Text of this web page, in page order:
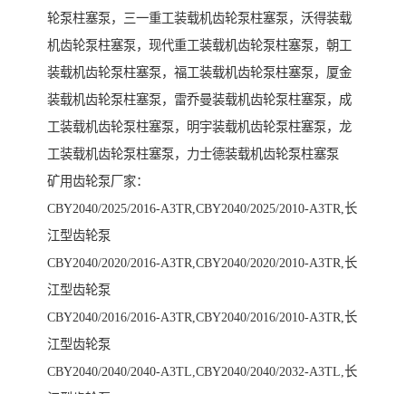
轮泵柱塞泵，三一重工装载机齿轮泵柱塞泵，沃得装载
机齿轮泵柱塞泵，现代重工装载机齿轮泵柱塞泵，朝工
装载机齿轮泵柱塞泵，福工装载机齿轮泵柱塞泵，厦金
装载机齿轮泵柱塞泵，雷乔曼装载机齿轮泵柱塞泵，成
工装载机齿轮泵柱塞泵，明宇装载机齿轮泵柱塞泵，龙
工装载机齿轮泵柱塞泵，力士德装载机齿轮泵柱塞泵
矿用齿轮泵厂家：
CBY2040/2025/2016-A3TR,CBY2040/2025/2010-A3TR,长
江型齿轮泵
CBY2040/2020/2016-A3TR,CBY2040/2020/2010-A3TR,长
江型齿轮泵
CBY2040/2016/2016-A3TR,CBY2040/2016/2010-A3TR,长
江型齿轮泵
CBY2040/2040/2040-A3TL,CBY2040/2040/2032-A3TL,长